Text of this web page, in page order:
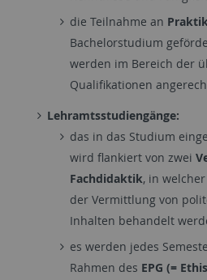
die Teilnahme an
Bachelorstudium
werden im Bereich der
Qualifikationen
Lehramtsstudiengänge:
das in das Studium
wird flankiert von zwei
Fachdidaktik, in
der Vermittlung von
Inhalten behandelt
es werden jedes
Rahmen des EPG (=